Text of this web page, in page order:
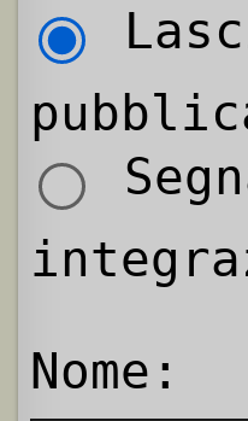
Nome: